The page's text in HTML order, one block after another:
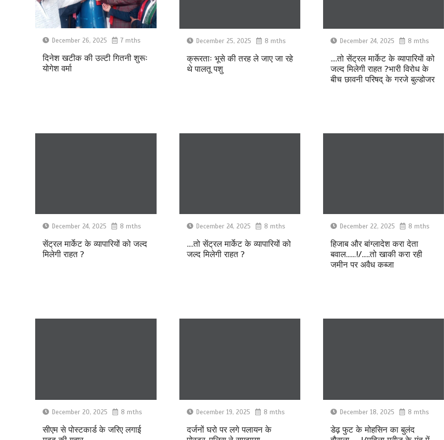
December 26, 2025 7 mths
दिनेश खटीक की उल्टी गितनी शुरूः
योगेश वर्मा
December 25, 2025 8 mths
क्रूरताः भूसे की तरह ले जाए जा रहे
थे पालतू पशु
December 24, 2025 8 mths
….तो सेंट्रल मार्केट के व्यापारियों को
जल्द मिलेगी राहत ?भारी विरोध के
बीच छावनी परिषद् के गरजे बुल्डोजर
December 24, 2025 8 mths
सेंट्रल मार्केट के व्यापारियों को जल्द
मिलेगी राहत ?
December 24, 2025 8 mths
….तो सेंट्रल मार्केट के व्यापारियों को
जल्द मिलेगी राहत ?
December 22, 2025 8 mths
हिजाब और बांग्लादेश करा देता
बवाल……!/…..तो खाकी करा रही
जमीन पर अवैध कब्जा
December 20, 2025 8 mths
सीएम से पोस्टकार्ड के जरिए लगाई
December 19, 2025 8 mths
दर्जनों घरो पर लगे पलायन के
December 18, 2025 8 mths
डेढ़ फुट के मोहसिन का बुलंद